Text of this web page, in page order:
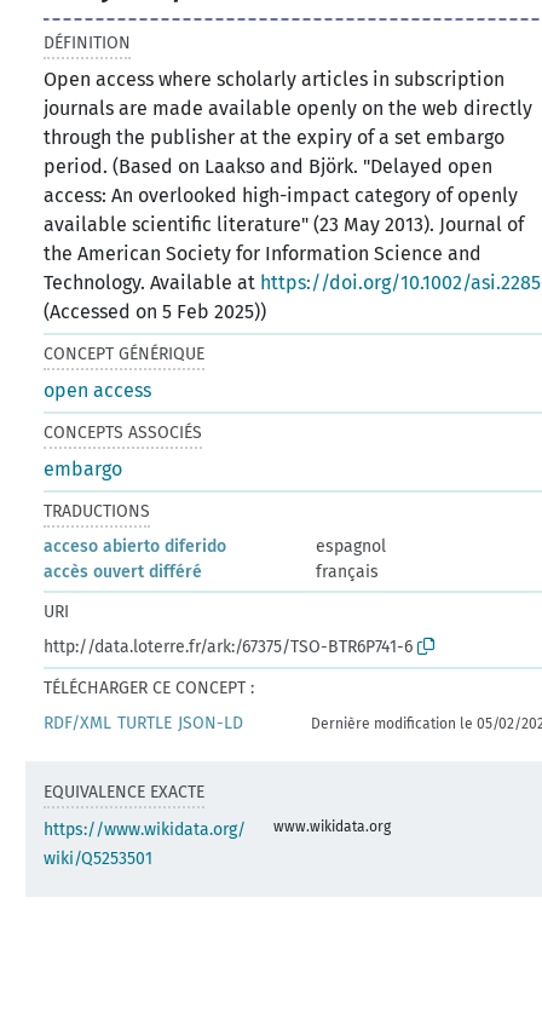
DÉFINITION
Open access where scholarly articles in subscription
journals are made available openly on the web directly
through the publisher at the expiry of a set embargo
period. (Based on Laakso and Björk. "Delayed open
access: An overlooked high-impact category of openly
available scientific literature" (23 May 2013). Journal of
the American Society for Information Science and
Technology. Available at https://doi.org/10.1002/
(Accessed on 5 Feb 2025))
CONCEPT GÉNÉRIQUE
open access
CONCEPTS ASSOCIÉS
embargo
TRADUCTIONS
acceso abierto diferido
espagnol
accès ouvert différé
français
URI
http://data.loterre.fr/ark:/67375/TSO-BTR6P741-6
TÉLÉCHARGER CE CONCEPT :
RDF/XML TURTLE JSON-LD Dernière modification le 05/02/
EQUIVALENCE EXACTE
https://www.wikidata.org/
wiki/Q5253501
www.wikidata.org